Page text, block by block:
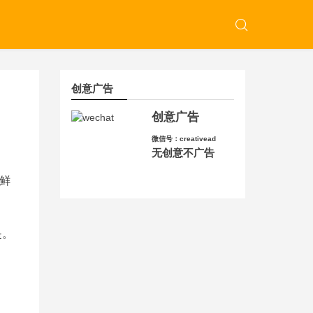
创意广告
创意广告
微信号：creativead
无创意不广告